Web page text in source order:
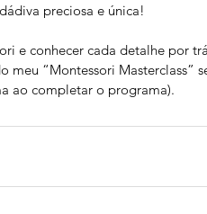
preciosa e única!
e conhecer cada detalhe por
“Montessori Masterclass”
ao completar o programa).